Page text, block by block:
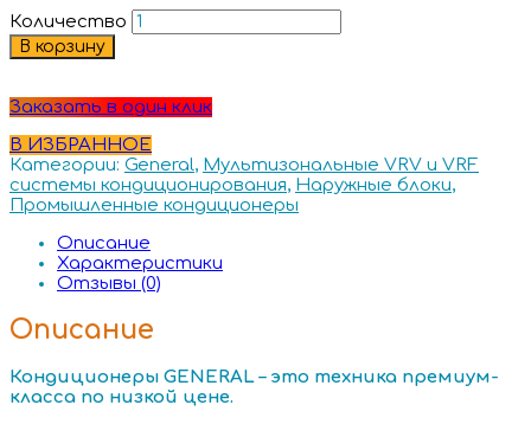
Количество
В корзину
Заказать в один клик
В ИЗБРАННОЕ
Категории: General, Мультизональные VRV и VRF
системы кондиционирования, Наружные блоки,
Промышленные кондиционеры
Описание
Характеристики
Отзывы (0)
Описание
Кондиционеры GENERAL – это техника премиум-
класса по низкой цене.